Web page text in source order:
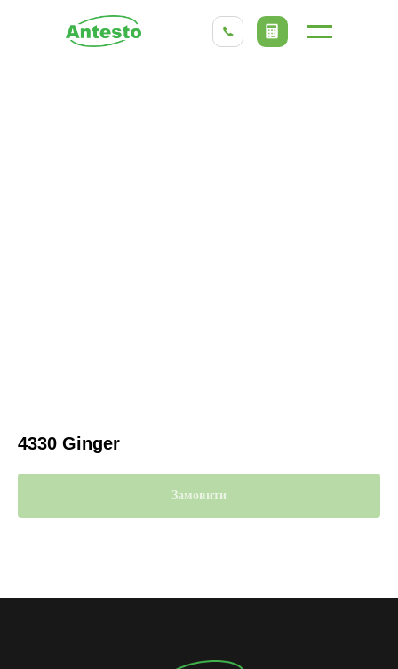
4330 Ginger
Замовити